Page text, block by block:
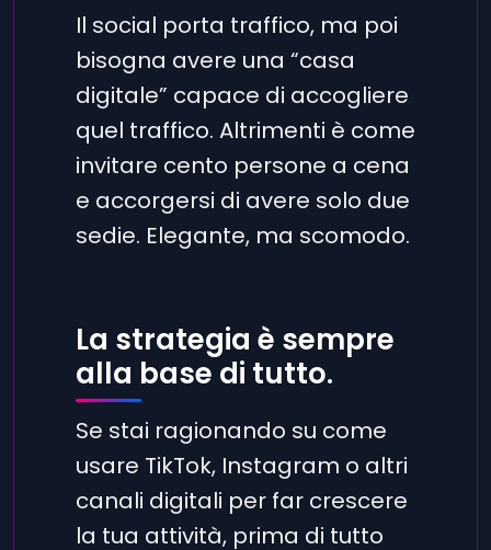
Il social porta traffico, ma poi
bisogna avere una “casa
digitale” capace di accogliere
quel traffico. Altrimenti è come
invitare cento persone a cena
e accorgersi di avere solo due
sedie. Elegante, ma scomodo.
La strategia è sempre
alla base di tutto.
Se stai ragionando su come
usare TikTok, Instagram o altri
canali digitali per far crescere
la tua attività, prima di tutto